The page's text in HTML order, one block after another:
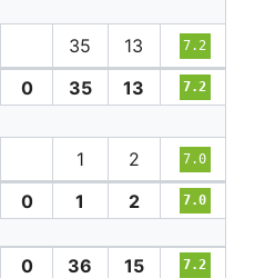
35 13 7.2
0 35 13 7.2
1 2 7.0
0 1 2 7.0
0 36 15 7.2